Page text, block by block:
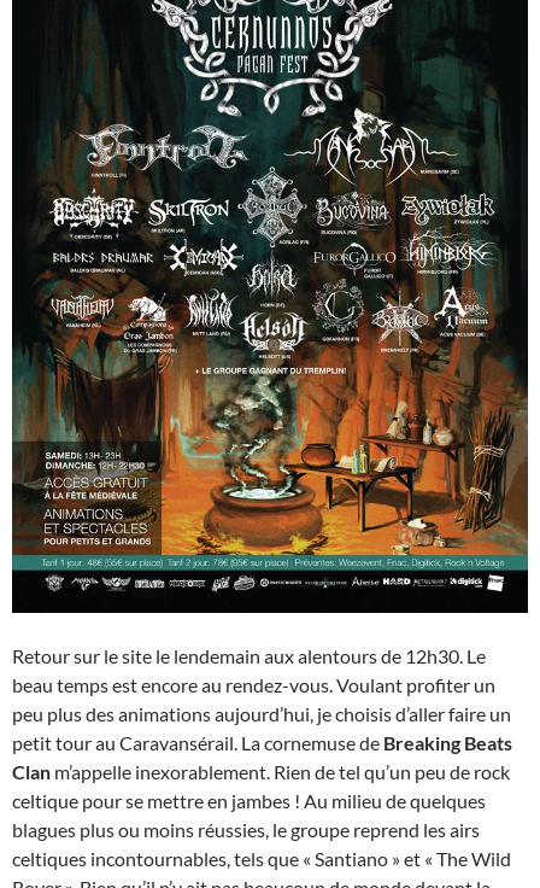
Retour sur le site le lendemain aux alentours de 12h30. Le
beau temps est encore au rendez-vous. Voulant profiter un
peu plus des animations aujourd’hui, je choisis d’aller faire un
petit tour au Caravansérail. La cornemuse de Breaking Beats
Clan m’appelle inexorablement. Rien de tel qu’un peu de rock
celtique pour se mettre en jambes ! Au milieu de quelques
blagues plus ou moins réussies, le groupe reprend les airs
celtiques incontournables, tels que « Santiano » et « The Wild